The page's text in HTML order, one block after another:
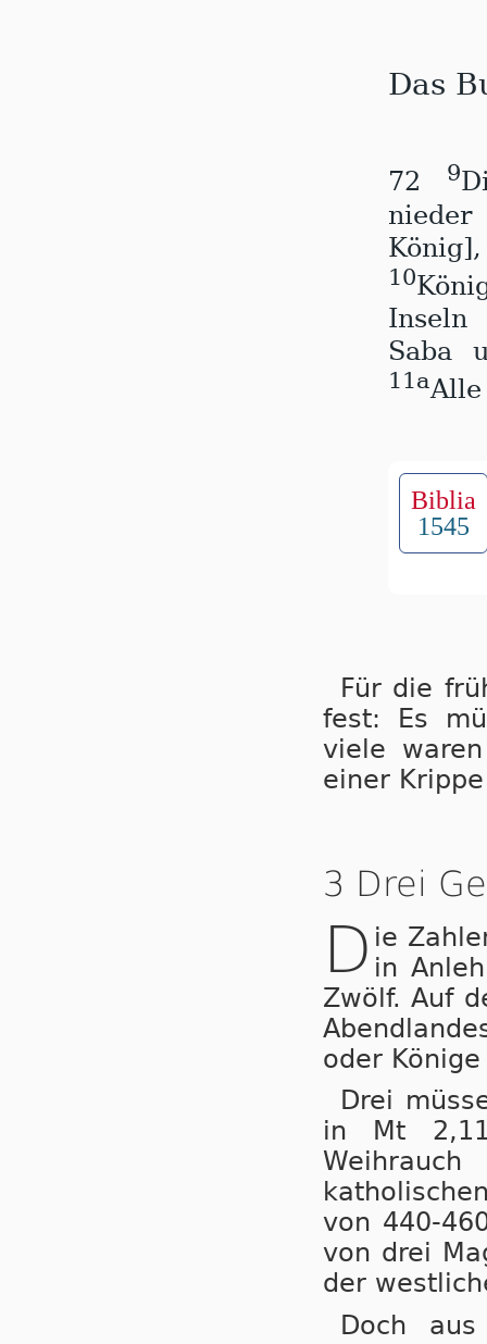
Das
72 9
nieder
10
Inseln
Saba
11aAlle
Biblia
1545
Für die
fest: Es
viele
einer
3 Drei
D ie
in
Zwölf. Auf
oder
Drei
in Mt 2,11
von 440-
von drei
der
Doch